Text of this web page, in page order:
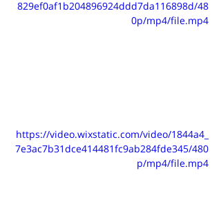
829ef0af1b204896924ddd7da116898d/48
0p/mp4/file.mp4
https://video.wixstatic.com/video/1844a4_
7e3ac7b31dce414481fc9ab284fde345/480
p/mp4/file.mp4